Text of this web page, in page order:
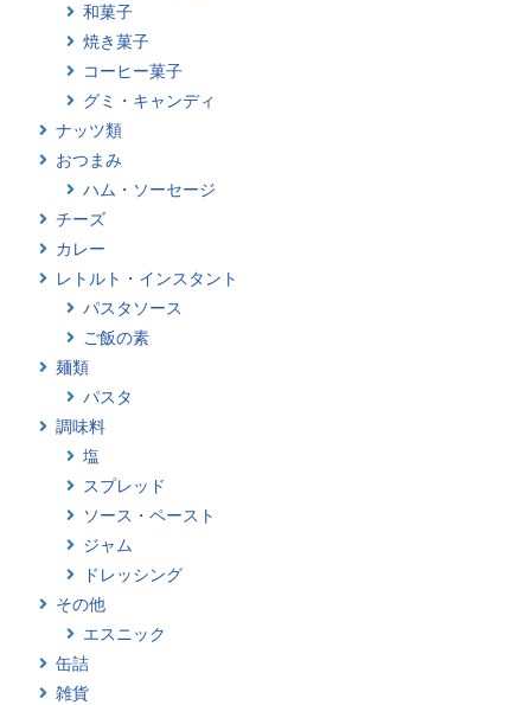
和菓子
焼き菓子
コーヒー菓子
グミ・キャンディ
ナッツ類
おつまみ
ハム・ソーセージ
チーズ
カレー
レトルト・インスタント
パスタソース
ご飯の素
麺類
パスタ
調味料
塩
スプレッド
ソース・ペースト
ジャム
ドレッシング
その他
エスニック
缶詰
雑貨